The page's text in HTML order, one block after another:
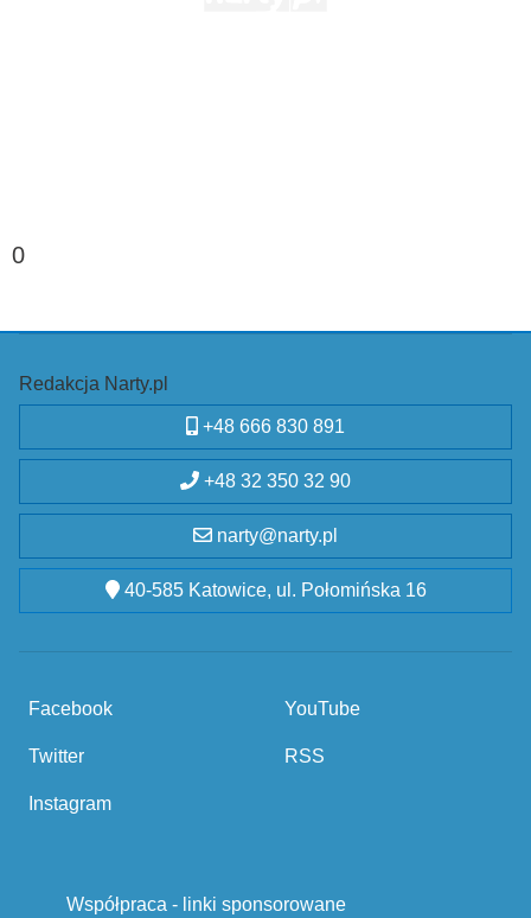
0
Redakcja Narty.pl
+48 666 830 891
+48 32 350 32 90
narty@narty.pl
40-585 Katowice, ul. Połomińska 16
Facebook
Twitter
Instagram
YouTube
RSS
Współpraca - linki sponsorowane